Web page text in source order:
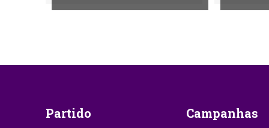
Partido Campanhas